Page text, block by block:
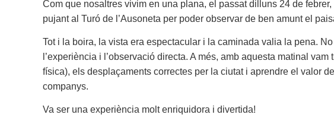
Com que nosaltres vivim en una plana, el passat dilluns 24 de
pujant al Turó de l’Ausoneta per poder observar de ben amunt el
Tot i la boira, la vista era espectacular i la caminada valia la pena.
l’experiència i l’observació directa. A més, amb aquesta matinal
física), els desplaçaments correctes per la ciutat i aprendre el valor
companys.
Va ser una experiència molt enriquidora i divertida!